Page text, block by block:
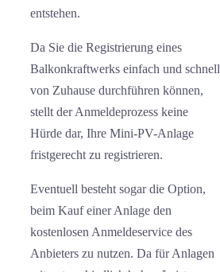
entstehen.
Da Sie die Registrierung eines
Balkonkraftwerks einfach und schnell
von Zuhause durchführen können,
stellt der Anmeldeprozess keine
Hürde dar, Ihre Mini-PV-Anlage
fristgerecht zu registrieren.
Eventuell besteht sogar die Option,
beim Kauf einer Anlage den
kostenlosen Anmeldeservice des
Anbieters zu nutzen. Da für Anlagen